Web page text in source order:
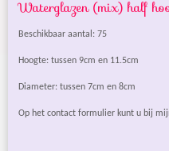
Waterglazen (mix) half
Beschikbaar aantal: 75
Hoogte: tussen 9cm en 11.5cm
Diameter: tussen 7cm en 8cm
Op het contact formulier kunt u bij